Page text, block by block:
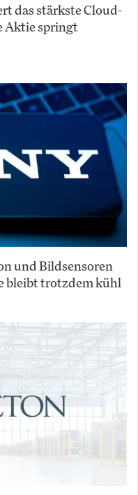
das stärkste Cloud-
Aktie springt
und Bildsensoren
bleibt trotzdem kühl